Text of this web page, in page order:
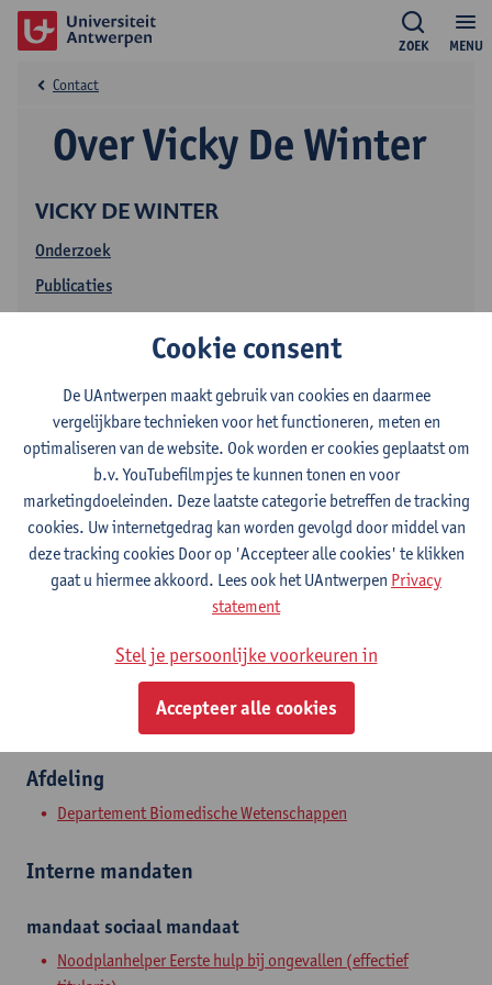
MENU
ZOEK
VICKY DE WINTER
Onderzoek
Publicaties
Over Vicky De Winter
Contact
Contact
Campus Drie Eiken
Toon e-mailadres
Universiteitsplein 1
2610 Wilrijk, BEL
Afdeling
Departement Biomedische Wetenschappen
Interne mandaten
mandaatsociaal mandaat
Noodplanhelper Eerste hulp bij ongevallen (effectief
Cookie consent
De UAntwerpen maakt gebruik van cookies en daarmee
vergelijkbare technieken voor het functioneren, meten en
optimaliseren van de website. Ook worden er cookies geplaatst om
b.v. YouTubefilmpjes te kunnen tonen en voor
marketingdoeleinden. Deze laatste categorie betreffen de tracking
cookies. Uw internetgedrag kan worden gevolgd door middel van
deze tracking cookies Door op 'Accepteer alle cookies' te klikken
gaat u hiermee akkoord. Lees ook het UAntwerpen Privacy
statement
Stel je persoonlijke voorkeuren in
Accepteer alle cookies